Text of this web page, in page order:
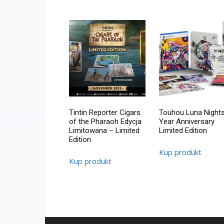
Tintin Reporter Cigars
of the Pharaoh Edycja
Limitowana – Limited
Edition
Kup produkt
Touhou Luna
Year Anniversary
Limited Edition
Kup produkt